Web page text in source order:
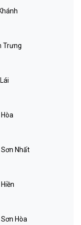
Trưng
Nhất
Hòa